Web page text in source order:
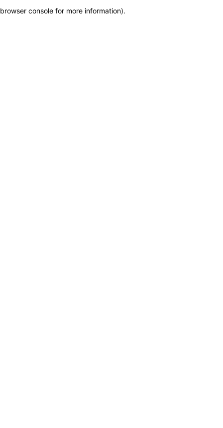
browser console for more information).